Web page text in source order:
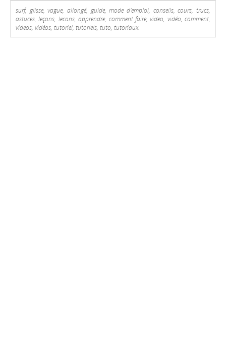
surf, glisse, vague, allongé, guide, mode d'emploi, conseils, cours, trucs,
astuces, leçons, lecons, apprendre, comment faire, video, vidéo, comment,
videos, vidéos, tutoriel, tutoriels, tuto, tutoriaux.